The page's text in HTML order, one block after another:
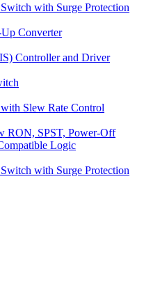
with Surge Protection
Converter
Controller and Driver
Slew Rate Control
RON, SPST, Power-Off
Logic
with Surge Protection